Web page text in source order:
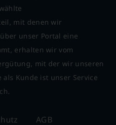
mit denen wir
unser Portal eine
erhalten wir vom
mit der wir unseren
als Kunde ist unser Service
AGB